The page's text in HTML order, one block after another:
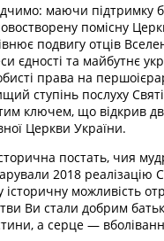
маючи підтримку
помісну
подвигу отців
єдності та майбутнє
права на
ступінь послуху
ключем, що відкрив
Церкви України.
постать, чия
2018 реалізацію
історичну можливість
Ви стали добрим
а серце —